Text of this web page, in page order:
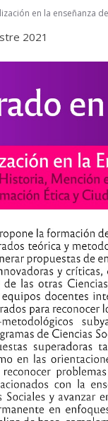
en la enseñanza
2021